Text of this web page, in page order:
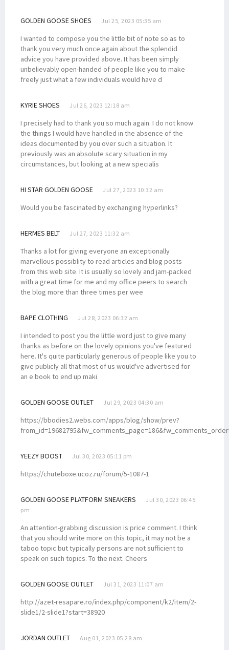
GOLDEN GOOSE SHOES Jul 25, 2023 05:35 am
I wanted to compose you the little bit of note so as to
thank you very much once again about the splendid
advice you have provided above. It has been simply
unbelievably open-handed of people like you to make
freely just what a few individuals would have d
KYRIE SHOES Jul 26, 2023 12:18 am
I precisely had to thank you so much again. I do not know
the things I would have handled in the absence of the
ideas documented by you over such a situation. It
previously was an absolute scary situation in my
circumstances, but looking at a new specialis
HI STAR GOLDEN GOOSE Jul 27, 2023 10:32 am
Would you be fascinated by exchanging hyperlinks?
HERMES BELT Jul 27, 2023 11:32 am
Thanks a lot for giving everyone an exceptionally
marvellous possiblity to read articles and blog posts
from this web site. It is usually so lovely and jam-packed
with a great time for me and my office peers to search
the blog more than three times per wee
BAPE CLOTHING Jul 28, 2023 06:32 am
I intended to post you the little word just to give many
thanks as before on the lovely opinions you've featured
here. It's quite particularly generous of people like you to
give publicly all that most of us would've advertised for
an e book to end up maki
GOLDEN GOOSE OUTLET Jul 29, 2023 04:30 am
https://bbodies2.webs.com/apps/blog/show/prev?
YEEZY BOOST Jul 30, 2023 05:11 pm
https://chuteboxe.ucoz.ru/forum/5-1087-1
GOLDEN GOOSE PLATFORM SNEAKERS
Jul 30, 2023 06:45
pm
An attention-grabbing discussion is price comment. I think
that you should write more on this topic, it may not be a
taboo topic but typically persons are not sufficient to
speak on such topics. To the next. Cheers
GOLDEN GOOSE OUTLET Jul 31, 2023 11:07 am
http://azet-resapare.ro/index.php/component/k2/item/2-
slide1/2-slide1?start=38920
JORDAN OUTLET Aug 01, 2023 05:28 am